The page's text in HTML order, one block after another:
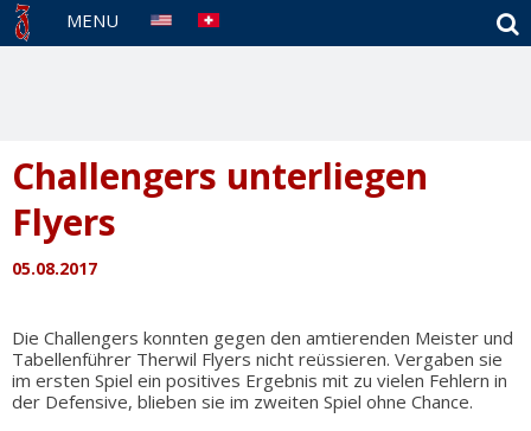
MENU
Challengers unterliegen
Flyers
05.08.2017
Die Challengers konnten gegen den amtierenden Meister und
Tabellenführer Therwil Flyers nicht reüssieren. Vergaben sie
im ersten Spiel ein positives Ergebnis mit zu vielen Fehlern in
der Defensive, blieben sie im zweiten Spiel ohne Chance.